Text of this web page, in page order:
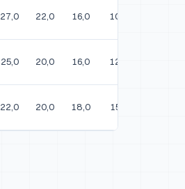
27,0 22,0 16,0 10,0
25,0 20,0 16,0 12,0
22,0 20,0 18,0 15,0